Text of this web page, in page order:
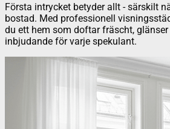
Första intrycket betyder allt - särskilt
bostad. Med professionell
du ett hem som doftar fräscht,
inbjudande för varje spekulant.